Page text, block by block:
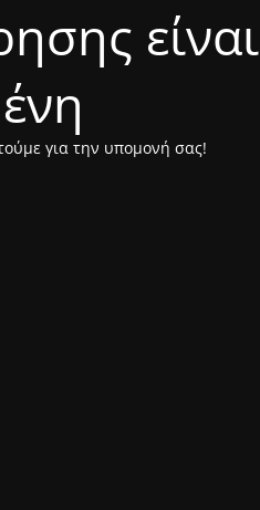
είναι
για την υπομονή σας!